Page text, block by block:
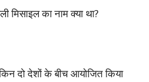
मिसाइल का नाम क्या था?
दो देशों के बीच आयोजित किया